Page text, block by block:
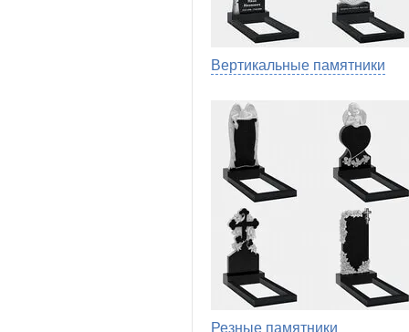
Вертикальные памятники
Резные памятники